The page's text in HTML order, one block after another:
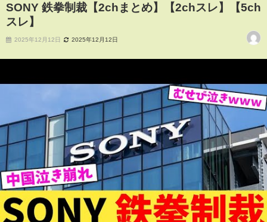
SONY 鉄拳制裁【2chまとめ】【2chスレ】【5ch
スレ】
2025年12月12日 2025年12月12日